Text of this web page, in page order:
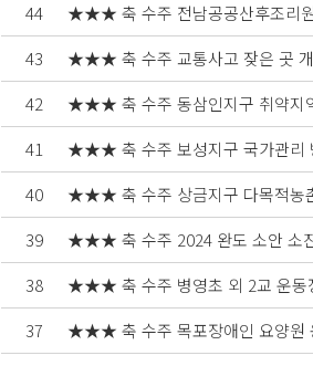
44
★★★ 축 수주 전남공공산후조리
43
★★★ 축 수주 교통사고 잦은 곳
42
★★★ 축 수주 동삼인지구 취약지
41
★★★ 축 수주 보성지구 국가관리
40
★★★ 축 수주 상금지구 다목적농
39
★★★ 축 수주 2024 완도 소안 소
38
★★★ 축 수주 병영초 외 2교 운
37
★★★ 축 수주 목포장애인 요양